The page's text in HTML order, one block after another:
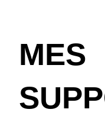
MES